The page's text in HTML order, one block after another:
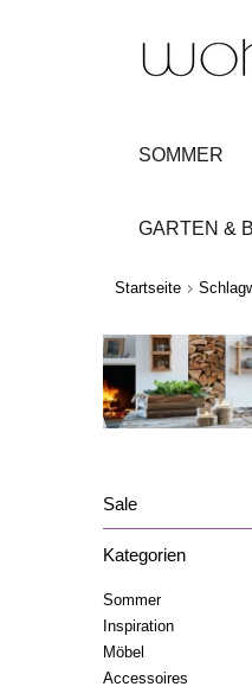
SOMMER
GARTEN &
Startseite
Sale
Kategorien
Sommer
Inspiration
Möbel
Accessoires